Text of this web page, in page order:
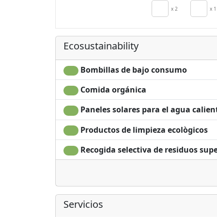
Air conditioning
Autonomous
heating
x 2 x 1
Ecosustainability
Bombillas de bajo consumo
Comida orgánica
Paneles solares para el agua
Productos de limpieza ecològicos
Recogida selectiva de residuos
Servicios